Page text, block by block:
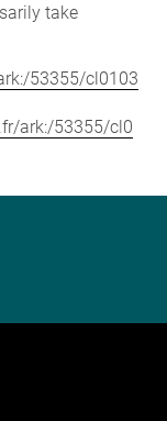
take
53355/cl0103
ark:/53355/cl0